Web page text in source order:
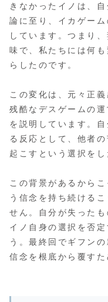
きなかったイノは、
論に至り、イカゲー
しています。つまり
味で、私たちには何
らしたのです。
この変化は、元々正
残酷なデスゲームの
を説明しています。
る反応として、他者
起こすという選択をし
この背景があるから
う信念を持ち続ける
せん。自分が失った
イノ自身の選択を否
う。最終回でギフン
信念を根底から覆す